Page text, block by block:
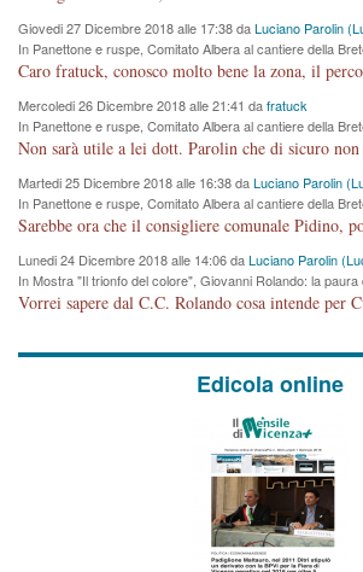
Giovedi 27 Dicembre 2018 alle 17:38 daLuciano Parolin
In Panettone e ruspe, Comitato Albera al cantiere della
cronoprogramma"
Mercoledi 26 Dicembre 2018 alle 21:41 dafratuck
In Panettone e ruspe, Comitato Albera al cantiere della
cronoprogramma"
Martedi 25 Dicembre 2018 alle 16:38 daLuciano Parolin
In Panettone e ruspe, Comitato Albera al cantiere della
cronoprogramma"
Lunedi 24 Dicembre 2018 alle 14:06 daLuciano Parolin
In Mostra "Il trionfo del colore", Giovanni Rolando: la
Edicola online